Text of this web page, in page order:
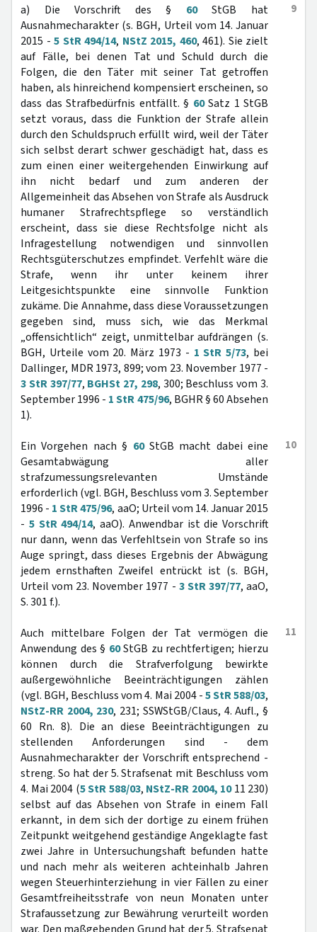
9
a) Die Vorschrift des § 60StGB hat
Ausnahmecharakter (s. BGH, Urteil vom 14. Januar
2015 - 5 StR 494/14, NStZ 2015, 460, 461). Sie zielt
auf Fälle, bei denen Tat und Schuld durch die
Folgen, die den Täter mit seiner Tat getroffen
haben, als hinreichend kompensiert erscheinen, so
dass das Strafbedürfnis entfällt. § 60Satz 1 StGB
setzt voraus, dass die Funktion der Strafe allein
durch den Schuldspruch erfüllt wird, weil der Täter
sich selbst derart schwer geschädigt hat, dass es
zum einen einer weitergehenden Einwirkung auf
ihn nicht bedarf und zum anderen der
Allgemeinheit das Absehen von Strafe als Ausdruck
humaner Strafrechtspflege so verständlich
erscheint, dass sie diese Rechtsfolge nicht als
Infragestellung notwendigen und sinnvollen
Rechtsgüterschutzes empfindet. Verfehlt wäre die
Strafe, wenn ihr unter keinem ihrer
Leitgesichtspunkte eine sinnvolle Funktion
zukäme. Die Annahme, dass diese Voraussetzungen
gegeben sind, muss sich, wie das Merkmal
„offensichtlich“ zeigt, unmittelbar aufdrängen (s.
BGH, Urteile vom 20. März 1973 - 1 StR 5/73, bei
Dallinger, MDR 1973, 899; vom 23. November 1977 -
3 StR 397/77, BGHSt 27, 298, 300; Beschluss vom 3.
September 1996 - 1 StR 475/96, BGHR § 60 Absehen
1).
10
Ein Vorgehen nach § 60StGB macht dabei eine
Gesamtabwägung aller
strafzumessungsrelevanten Umstände
erforderlich (vgl. BGH, Beschluss vom 3. September
1996 - 1 StR 475/96, aaO; Urteil vom 14. Januar 2015
- 5 StR 494/14, aaO). Anwendbar ist die Vorschrift
nur dann, wenn das Verfehltsein von Strafe so ins
Auge springt, dass dieses Ergebnis der Abwägung
jedem ernsthaften Zweifel entrückt ist (s. BGH,
Urteil vom 23. November 1977 - 3 StR 397/77, aaO,
S. 301 f.).
11
Auch mittelbare Folgen der Tat vermögen die
Anwendung des § 60StGB zu rechtfertigen; hierzu
können durch die Strafverfolgung bewirkte
außergewöhnliche Beeinträchtigungen zählen
(vgl. BGH, Beschluss vom 4. Mai 2004 -5 StR 588/03,
NStZ-RR 2004, 230, 231; SSWStGB/Claus, 4. Aufl., §
60 Rn. 8). Die an diese Beeinträchtigungen zu
stellenden Anforderungen sind - dem
Ausnahmecharakter der Vorschrift entsprechend -
streng. So hat der 5. Strafsenat mit Beschluss vom
4. Mai 2004 (5 StR 588/03, NStZ-RR 2004, 1011 230)
selbst auf das Absehen von Strafe in einem Fall
erkannt, in dem sich der dortige zu einem frühen
Zeitpunkt weitgehend geständige Angeklagte fast
zwei Jahre in Untersuchungshaft befunden hatte
und nach mehr als weiteren achteinhalb Jahren
wegen Steuerhinterziehung in vier Fällen zu einer
Gesamtfreiheitsstrafe von neun Monaten unter
Strafaussetzung zur Bewährung verurteilt worden